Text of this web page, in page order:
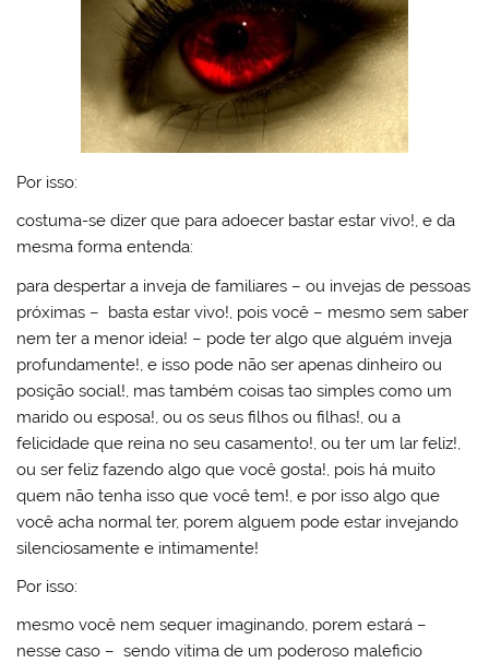
Por isso:
costuma-se dizer que para adoecer bastar estar vivo!, e da
mesma forma entenda:
para despertar a inveja de familiares – ou invejas de pessoas
próximas – basta estar vivo!, pois você – mesmo sem saber
nem ter a menor ideia! – pode ter algo que alguém inveja
profundamente!, e isso pode não ser apenas dinheiro ou
posição social!, mas também coisas tao simples como um
marido ou esposa!, ou os seus filhos ou filhas!, ou a
felicidade que reina no seu casamento!, ou ter um lar feliz!,
ou ser feliz fazendo algo que você gosta!, pois há muito
quem não tenha isso que você tem!, e por isso algo que
você acha normal ter, porem alguem pode estar invejando
silenciosamente e intimamente!
Por isso:
mesmo você nem sequer imaginando, porem estará –
nesse caso – sendo vitima de um poderoso maleficio